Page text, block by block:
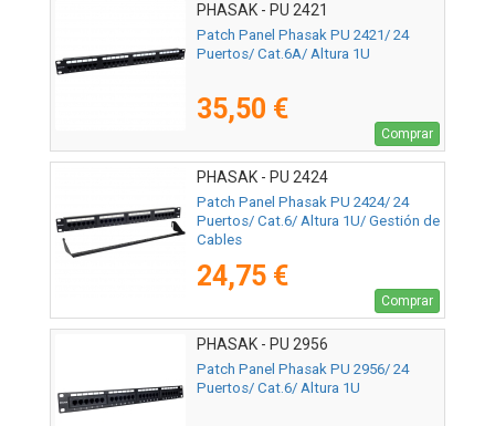
PHASAK - PU 2421
Patch Panel Phasak PU 2421/ 24
Puertos/ Cat.6A/ Altura 1U
35,50 €
Comprar
PHASAK - PU 2424
Patch Panel Phasak PU 2424/ 24
Puertos/ Cat.6/ Altura 1U/ Gestión de
Cables
24,75 €
Comprar
PHASAK - PU 2956
Patch Panel Phasak PU 2956/ 24
Puertos/ Cat.6/ Altura 1U